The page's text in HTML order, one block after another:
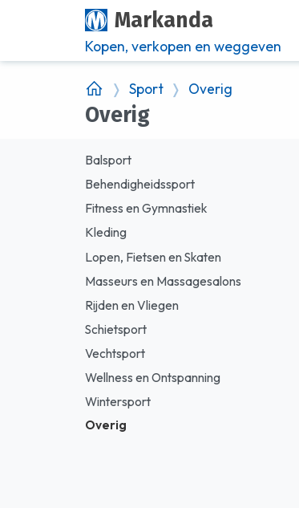
Markanda
Kopen, verkopen en weggeven
Sport Overig
Overig
Balsport
Behendigheidssport
Fitness en Gymnastiek
Kleding
Lopen, Fietsen en Skaten
Masseurs en Massagesalons
Rijden en Vliegen
Schietsport
Vechtsport
Wellness en Ontspanning
Wintersport
Overig